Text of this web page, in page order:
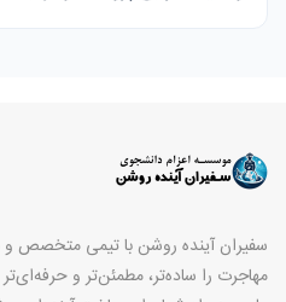
سفیران آینده روشن با تیمی متخصص و
مهاجرت را ساده‌تر، مطمئن‌تر و